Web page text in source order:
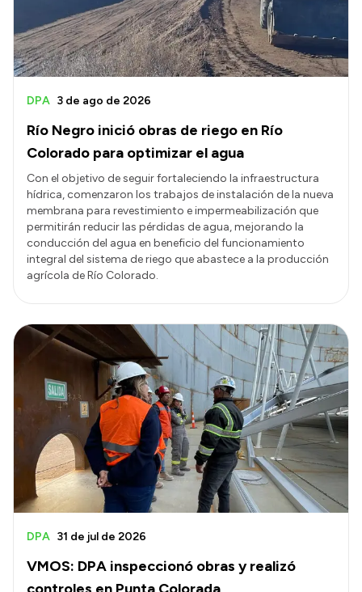
Río Negro inició obras de riego en Río
Colorado para optimizar el agua
DPA 3 de ago de 2026
Con el objetivo de seguir fortaleciendo la infraestructura
hídrica, comenzaron los trabajos de instalación de la nueva
membrana para revestimiento e impermeabilización que
permitirán reducir las pérdidas de agua, mejorando la
conducción del agua en beneficio del funcionamiento
integral del sistema de riego que abastece a la producción
agrícola de Río Colorado.
VMOS: DPA inspeccionó obras y realizó
controles en Punta Colorada
DPA 31 de jul de 2026